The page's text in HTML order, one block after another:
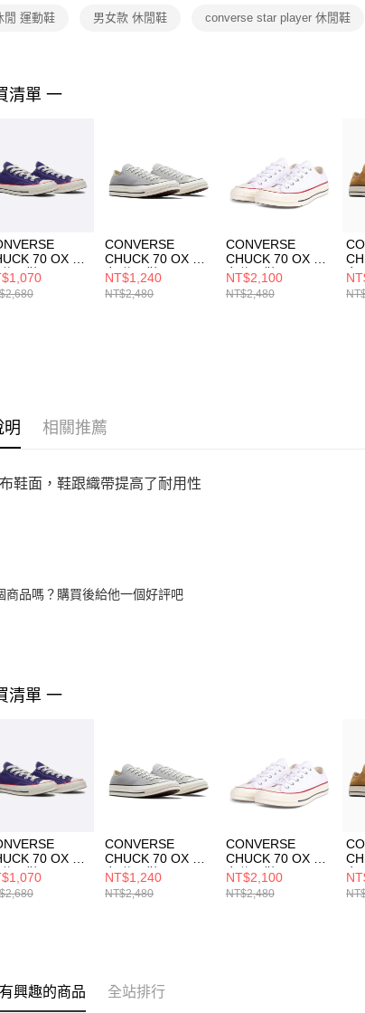
動
閒 運動鞋 男女款 休閒鞋 converse star player 休閒鞋
清單 一
70 OX 男
閒鞋
CONVERSE
CHUCK 70 OX 男
女 休閒鞋
A09145C
NT$1,240
NT$2,480
CONVERSE
CHUCK 70 OX 男
女休閒鞋
162065C
NT$2,100
NT$2,480
女
明 相關推薦
鞋面，鞋跟織帶提高了耐用性
商品嗎？購買後給他一個好評吧
清單 一
70 OX 男
閒鞋
CONVERSE
CHUCK 70 OX 男
女 休閒鞋
A09145C
NT$1,240
NT$2,480
CONVERSE
CHUCK 70 OX 男
女休閒鞋
162065C
NT$2,100
NT$2,480
女
興趣的商品 全站排行